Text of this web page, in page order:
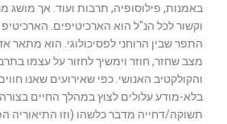
באמנות, פילוסופיה, תרבות ועוד. אך מושג
וקשור לכל הנ"ל הוא הארכיטיפים.
התפר שבין הרוחני לפסיכולוגי. הוא מתאר
מצב שחזר, חוזר וימשיך לחזור על עצמו
והקולקטיב האנושי. כפי שאירועים שאנו
בלא-מודע עלולים לצוץ במהלך החיים
תשוקה/דחייה מדבר כלשהו (וזו התיאוריה